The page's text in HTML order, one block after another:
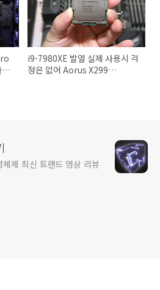
i9-7980XE 발열 실제 사용시 걱
정은 없어 Aorus X299
제 최신 트랜드 영상 리뷰